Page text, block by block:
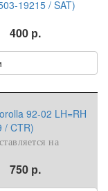
19215 / SAT)
400 р.
92-02 LH=RH
/ CTR)
на
750 р.